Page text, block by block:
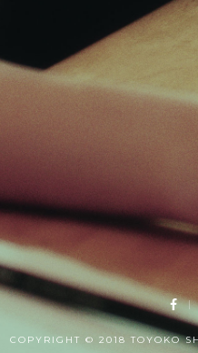
COPYRIGHT © 2018 TOYOKO